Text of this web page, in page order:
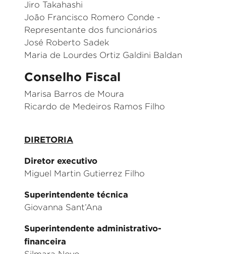
Jiro Takahashi
João Francisco Romero Conde -
Representante dos funcionários
José Roberto Sadek
Maria de Lourdes Ortiz Galdini Baldan
Conselho Fiscal
Marisa Barros de Moura
Ricardo de Medeiros Ramos Filho
DIRETORIA
Diretor executivo
Miguel Martin Gutierrez Filho
Superintendente técnica
Giovanna Sant’Ana
Superintendente administrativo-
financeira